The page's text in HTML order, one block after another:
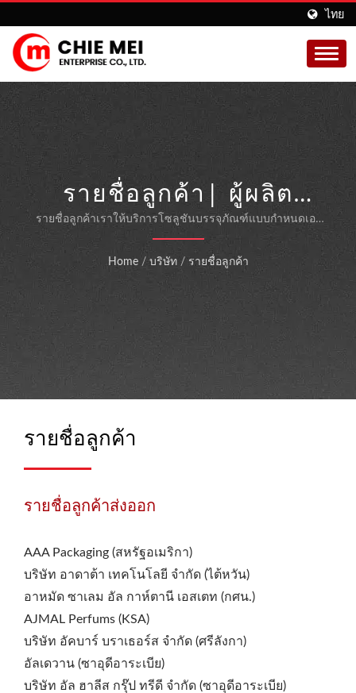
ไทย
รายชื่อลูกค้า| ผู้ผลิต
เครื่องห่อหุ้มอัตโนมัติ
|CHIE MEI
รายชื่อลูกค้าเราให้บริการโซลูชันบรรจุภัณฑ์แบบกำหนดเอง
สำหรับเครื่องบรรจุภัณฑ์อัตโนมัติที่ได้รับการรับรองมาตรฐาน
ISO 9001 และ CE
Home / บริษัท / รายชื่อลูกค้า
รายชื่อลูกค้า
รายชื่อลูกค้าส่งออก
AAA Packaging (สหรัฐอเมริกา)
บริษัท อาดาต้า เทคโนโลยี จำกัด (ไต้หวัน)
อาหมัด ซาเลม อัล กาห์ตานี เอสเตท (กศน.)
AJMAL Perfums (KSA)
บริษัท อัคบาร์ บราเธอร์ส จำกัด (ศรีลังกา)
อัลเดวาน (ซาอุดีอาระเบีย)
บริษัท อัล ฮาลีส กรุ๊ป ทรีดี จำกัด (ซาอุดีอาระเบีย)